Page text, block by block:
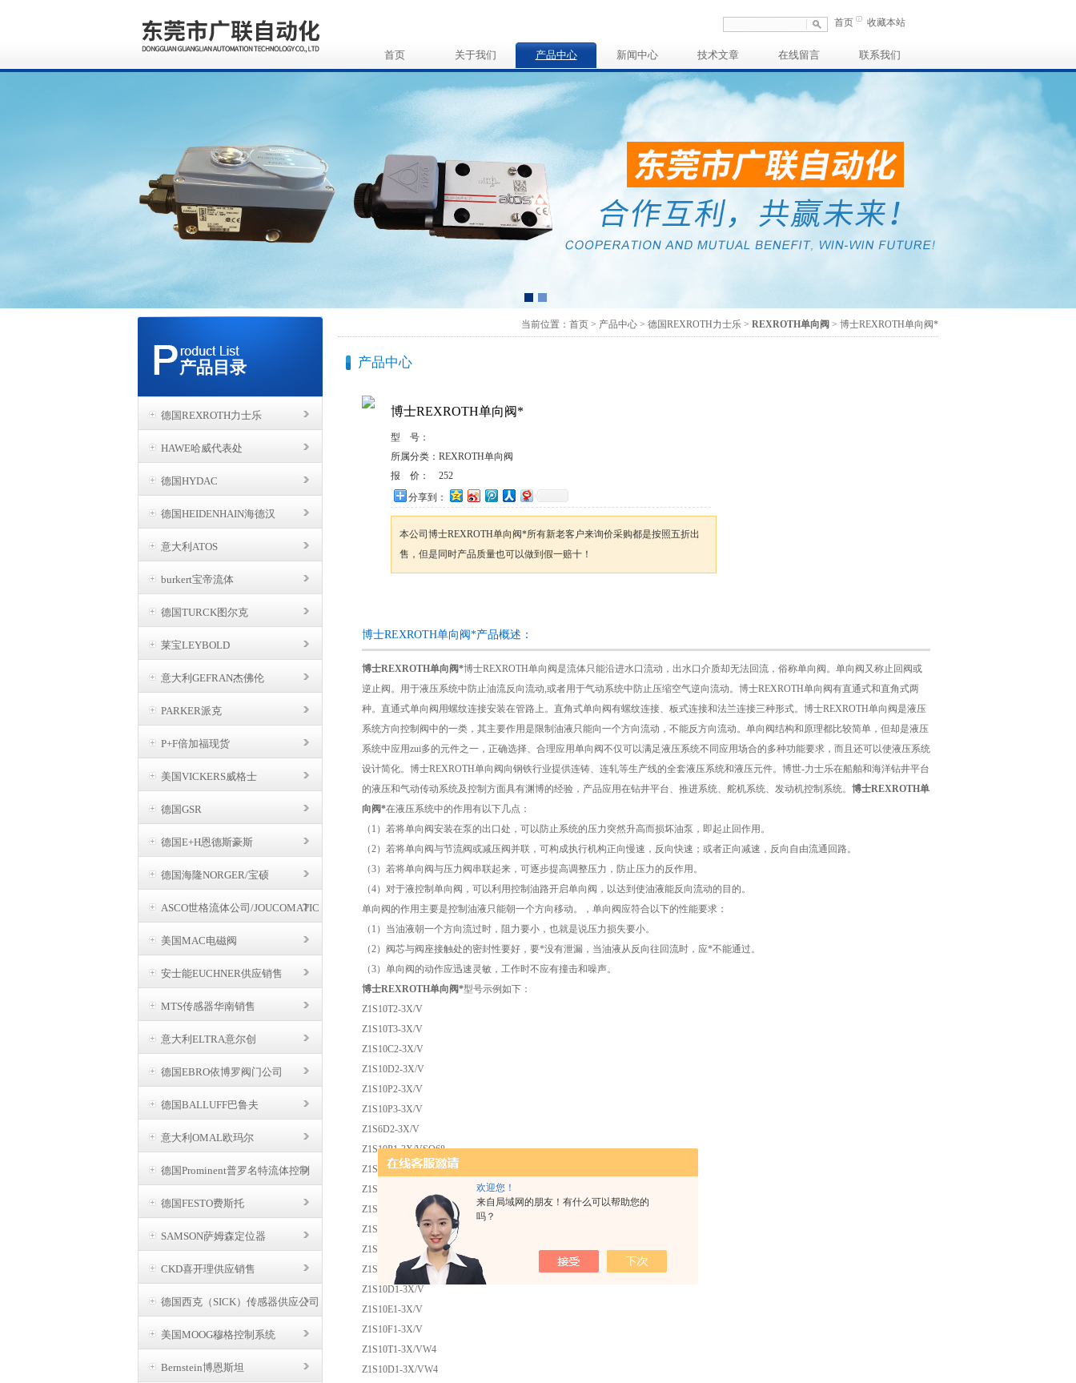
欢迎您！
来自局域网的朋友！有什么可以帮助您的
吗？
首页 收藏本站
首页 关于我们 产品中心 新闻中心 技术文章 在线留言 联系我们
产品目录
德国REXROTH力士乐
HAWE哈威代表处
德国HYDAC
德国HEIDENHAIN海德汉
意大利ATOS
burkert宝帝流体
德国TURCK图尔克
莱宝LEYBOLD
意大利GEFRAN杰佛伦
PARKER派克
P+F倍加福现货
美国VICKERS威格士
德国GSR
德国E+H恩德斯豪斯
德国海隆NORGER/宝硕
BUSCHJOST
ASCO世格流体公司/JOUCOMATIC
美国MAC电磁阀
安士能EUCHNER供应销售
MTS传感器华南销售
意大利ELTRA意尔创
德国EBRO依博罗阀门公司
德国BALLUFF巴鲁夫
意大利OMAL欧玛尔
德国Prominent普罗名特流体控制
德国FESTO费斯托
SAMSON萨姆森定位器
CKD喜开理供应销售
德国西克（SICK）传感器供应公司
美国MOOG穆格控制系统
Bernstein博恩斯坦
当前位置：首页 > 产品中心 > 德国REXROTH力士乐 > REXROTH单向阀 > 博士REXROTH单向阀*
产品中心
博士REXROTH单向阀*
型 号：
所属分类： REXROTH单向阀
报 价：
252
分享到：
本公司博士REXROTH单向阀*所有新老客户来询价采购都是按照五折出
售，但是同时产品质量也可以做到假一赔十！
博士REXROTH单向阀*产品概述：
博士REXROTH单向阀*博士REXROTH单向阀是流体只能沿进水口流动，出水口介质却无法回流，俗称单向阀。单向阀又称止回阀或
逆止阀。用于液压系统中防止油流反向流动,或者用于气动系统中防止压缩空气逆向流动。博士REXROTH单向阀有直通式和直角式两
种。直通式单向阀用螺纹连接安装在管路上。直角式单向阀有螺纹连接、板式连接和法兰连接三种形式。博士REXROTH单向阀是液压
系统方向控制阀中的一类，其主要作用是限制油液只能向一个方向流动，不能反方向流动。单向阀结构和原理都比较简单，但却是液压
系统中应用zui多的元件之一，正确选择、合理应用单向阀不仅可以满足液压系统不同应用场合的多种功能要求，而且还可以使液压系统
设计简化。博士REXROTH单向阀向钢铁行业提供连铸、连轧等生产线的全套液压系统和液压元件。博世-力士乐在船舶和海洋钻井平台
的液压和气动传动系统及控制方面具有渊博的经验，产品应用在钻井平台、推进系统、舵机系统、发动机控制系统。 博士REXROTH单
向阀*在液压系统中的作用有以下几点：
（1）若将单向阀安装在泵的出口处，可以防止系统的压力突然升高而损坏油泵，即起止回作用。
（2）若将单向阀与节流阀或减压阀并联，可构成执行机构正向慢速，反向快速；或者正向减速，反向自由流通回路。
（3）若将单向阀与压力阀串联起来，可逐步提高调整压力，防止压力的反作用。
（4）对于液控制单向阀，可以利用控制油路开启单向阀，以达到使油液能反向流动的目的。
单向阀的作用主要是控制油液只能朝一个方向移动。，单向阀应符合以下的性能要求：
（1）当油液朝一个方向流过时，阻力要小，也就是说压力损失要小。
（2）阀芯与阀座接触处的密封性要好，要*没有泄漏，当油液从反向往回流时，应*不能通过。
（3）单向阀的动作应迅速灵敏，工作时不应有撞击和噪声。
博士REXROTH单向阀*型号示例如下：
Z1S10T2-3X/V
Z1S10T3-3X/V
Z1S10C2-3X/V
Z1S10D2-3X/V
Z1S10P2-3X/V
Z1S10P3-3X/V
Z1S6D2-3X/V
Z1S10P1-3X/VSO68
Z1S6D1-3X/V
Z1S10P1-3X/V
Z1S10T1-3X/V
Z1S10C1-3X/V
Z1S10A1-3X/V
Z1S10B1-3X/V
Z1S10D1-3X/V
Z1S10E1-3X/V
Z1S10F1-3X/V
Z1S10T1-3X/VW4
Z1S10D1-3X/VW4